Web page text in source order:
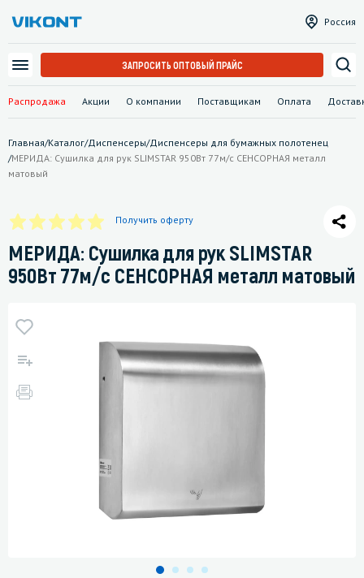
Распродажа Акции О компании Поставщикам Оплата
Россия
ЗАПРОСИТЬ ОПТОВЫЙ ПРАЙС
Главная/Каталог/Диспенсеры/Диспенсеры для бумажных полотенец
/МЕРИДА: Сушилка для рук SLIMSTAR 950Вт 77м/с СЕНСОРНАЯ металл
матовый
Получить оферту
МЕРИДА: Сушилка для рук SLIMSTAR
950Вт 77м/с СЕНСОРНАЯ металл матовый